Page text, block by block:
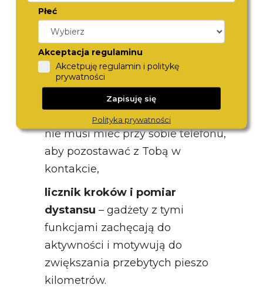
mieć pewność, że na nim
pozostanie,
budzik– ułatwi uczniowi
punktualne wstawanie do szkoły i
zapobiegnie spóźnieniom,
wykonywanie połączeń
nie musi mieć przy sobie telefonu,
aby pozostawać z Tobą w
kontakcie,
licznik kroków i pomiar
dystansu – gadżety z tymi
funkcjami zachęcają do
aktywności i motywują do
zwiększania przebytych pieszo
kilometrów.
Płeć
Akceptacja regulaminu
Akcetpuję regulamin i politykę
prywatności
Zapisuję się
Polityka prywatności